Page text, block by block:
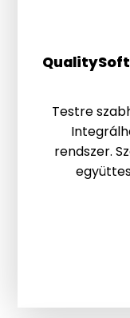
Testre
rendszer.